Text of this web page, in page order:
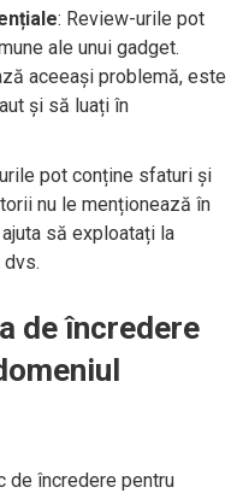
: Review-urile pot
ale unui gadget.
aceeași problemă, este
și să luați în
pot conține sfaturi și
nu le menționează în
să exploatați la
de încredere
de încredere pentru